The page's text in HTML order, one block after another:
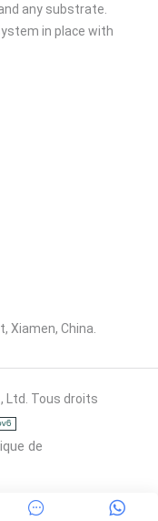
any substrate.
in place with
Xiamen, China.
Ltd. Tous droits
de